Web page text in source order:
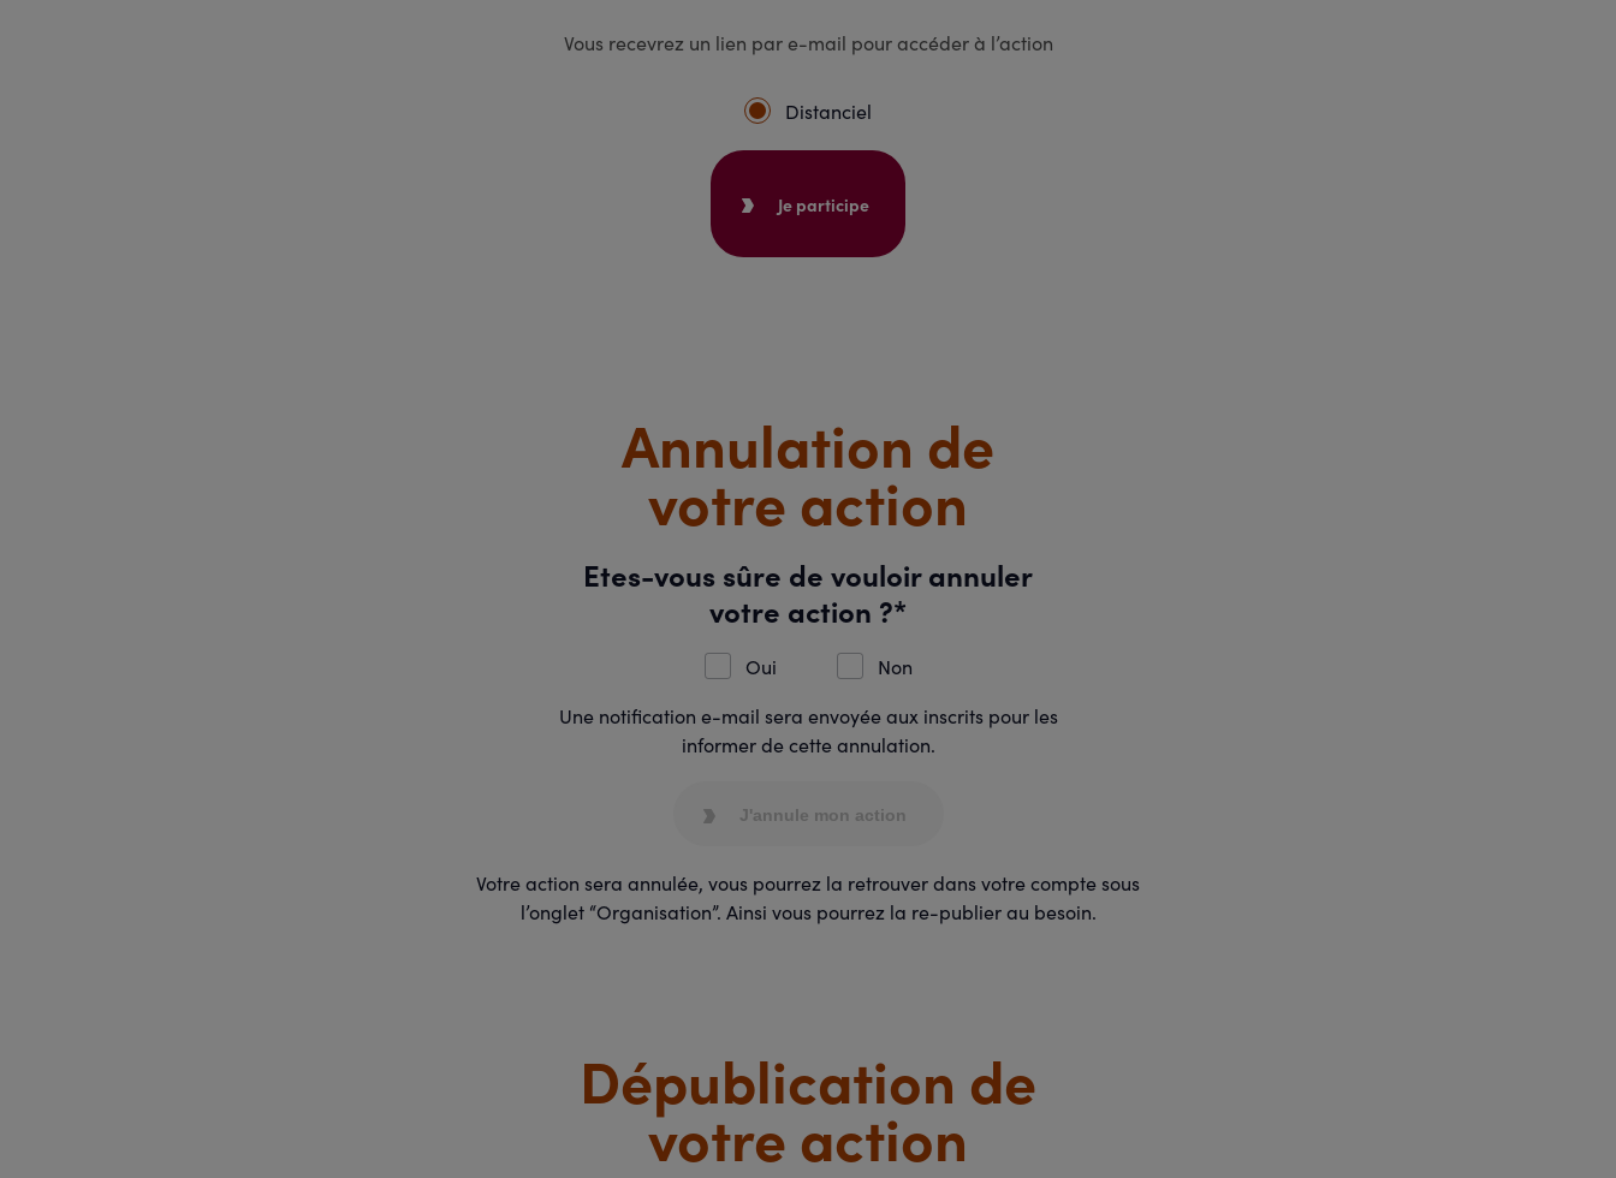
Vous recevrez un lien par e-mail pour accéder à l’action
Distanciel
Je participe
Annulation de
votre action
Etes-vous sûre de vouloir annuler
votre action ?*
Oui
Non
Une notification e-mail sera envoyée aux inscrits pour les
informer de cette annulation.
J'annule mon action
Votre action sera annulée, vous pourrez la retrouver dans votre compte sous
l’onglet “Organisation”. Ainsi vous pourrez la re-publier au besoin.
Dépublication de
votre action